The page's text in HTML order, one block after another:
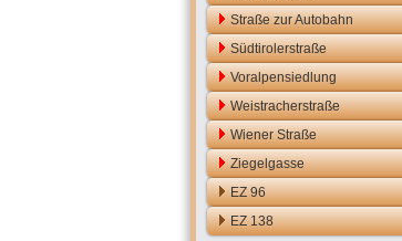
Straße zur Autobahn
Südtirolerstraße
Voralpensiedlung
Weistracherstraße
Wiener Straße
Ziegelgasse
EZ 96
EZ 138